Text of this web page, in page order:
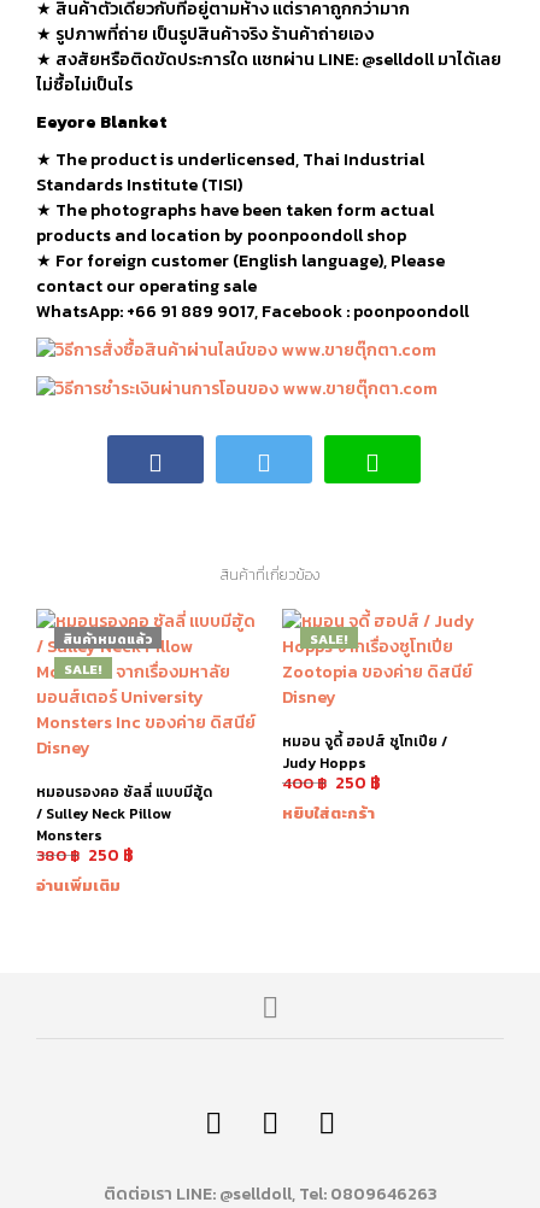
★ สินค้าตัวเดียวกับที่อยู่ตามห้าง แต่ราคาถูกกว่ามาก
★ รูปภาพที่ถ่าย เป็นรูปสินค้าจริง ร้านค้าถ่ายเอง
★ สงสัยหรือติดขัดประการใด แชทผ่าน LINE: @selldoll มาได้เลย
ไม่ซื้อไม่เป็นไร
Eeyore Blanket
★ The product is underlicensed, Thai Industrial
Standards Institute (TISI)
★ The photographs have been taken form actual
products and location by poonpoondoll shop
★ For foreign customer (English language), Please
contact our operating sale
WhatsApp: +66 91 889 9017, Facebook : poonpoondoll
สินค้าที่เกี่ยวข้อง
SALE!
สินค้าหมดแล้ว
หมอนรองคอ ซัลลี่ แบบมีฮู้ด
/ Sulley Neck Pillow
Monsters
380฿ 250 ฿
อ่านเพิ่มเติม
SALE!
หมอน จูดี้ ฮอปส์ ซูโทเปีย /
Judy Hopps
400฿ 250 ฿
หยิบใส่ตะกร้า
ติดต่อเรา LINE: @selldoll, Tel: 0809646263